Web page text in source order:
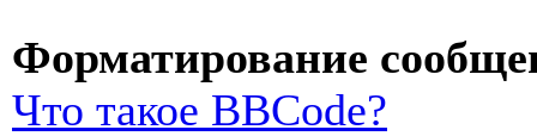
Форматирование
Что такое BBCode?